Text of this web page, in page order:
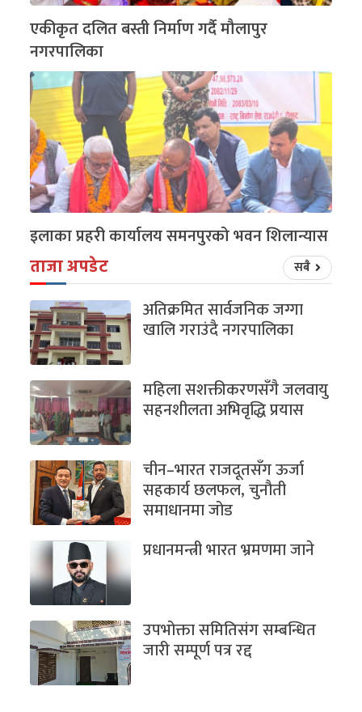
एकीकृत दलित बस्ती निर्माण गर्दै मौलापुर
नगरपालिका
इलाका प्रहरी कार्यालय समनपुरको भवन शिलान्यास
ताजा अपडेट सबै
अतिक्रमित सार्वजनिक जग्गा
खालि गराउंदै नगरपालिका
महिला सशक्तीकरणसँगै जलवायु
सहनशीलता अभिवृद्धि प्रयास
चीन–भारत राजदूतसँग ऊर्जा
सहकार्य छलफल, चुनौती
समाधानमा जोड
प्रधानमन्त्री भारत भ्रमणमा जाने
उपभोक्ता समितिसंग सम्बन्धित
जारी सम्पूर्ण पत्र रद्द